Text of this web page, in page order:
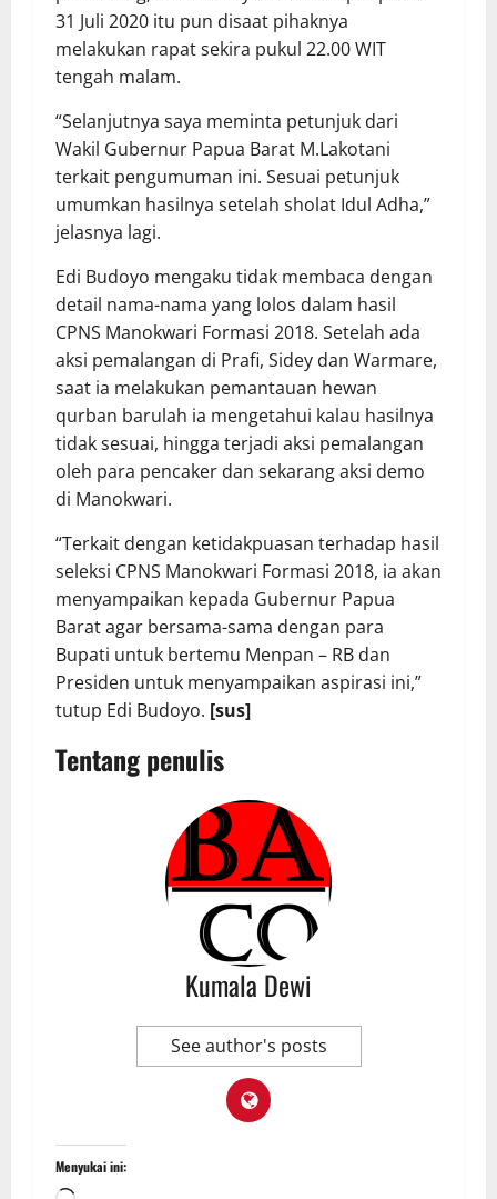
31 Juli 2020 itu pun disaat pihaknya
melakukan rapat sekira pukul 22.00 WIT
tengah malam.
“Selanjutnya saya meminta petunjuk dari
Wakil Gubernur Papua Barat M.Lakotani
terkait pengumuman ini. Sesuai petunjuk
umumkan hasilnya setelah sholat Idul Adha,”
jelasnya lagi.
Edi Budoyo mengaku tidak membaca dengan
detail nama-nama yang lolos dalam hasil
CPNS Manokwari Formasi 2018. Setelah ada
aksi pemalangan di Prafi, Sidey dan Warmare,
saat ia melakukan pemantauan hewan
qurban barulah ia mengetahui kalau hasilnya
tidak sesuai, hingga terjadi aksi pemalangan
oleh para pencaker dan sekarang aksi demo
di Manokwari.
“Terkait dengan ketidakpuasan terhadap hasil
seleksi CPNS Manokwari Formasi 2018, ia akan
menyampaikan kepada Gubernur Papua
Barat agar bersama-sama dengan para
Bupati untuk bertemu Menpan – RB dan
Presiden untuk menyampaikan aspirasi ini,”
tutup Edi Budoyo. [sus]
Tentang penulis
Kumala Dewi
See author's posts
Menyukai ini: